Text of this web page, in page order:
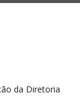
da Diretoria